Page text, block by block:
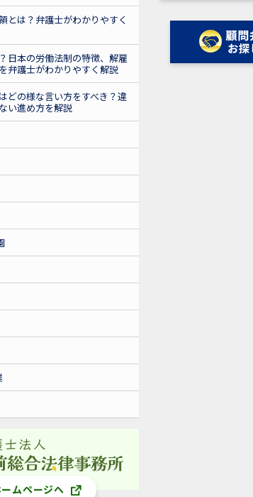
とは？弁護士がわかりやすく
日本の労働法制の特徴、解雇
弁護士がわかりやすく解説
どの様な言い方をすべき？違
い進め方を解説
ムページへ